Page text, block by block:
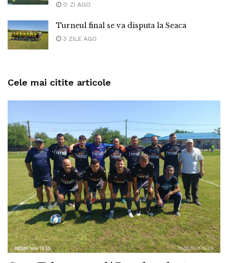
O ZI AGO
Turneul final se va disputa la Seaca
3 ZILE AGO
Cele mai citite articole